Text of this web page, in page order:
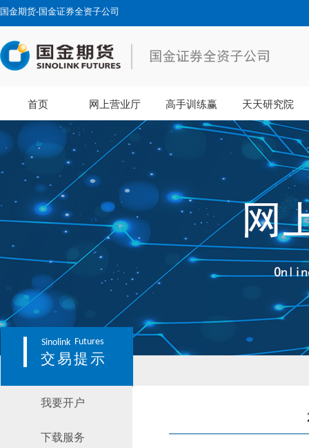
国金期货-国金证券全资子公司
首页 网上营业厅 高手训练赢 天天研究院
Sinolink Futures
交易提示
我要开户
下载服务